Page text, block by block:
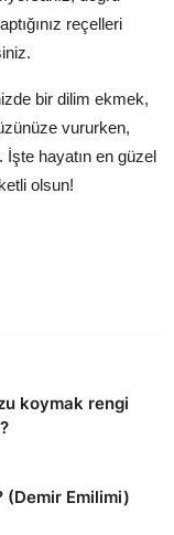
reçelleri
bir dilim ekmek,
vururken,
hayatın en güzel
olsun!
koymak rengi
(Demir Emilimi)